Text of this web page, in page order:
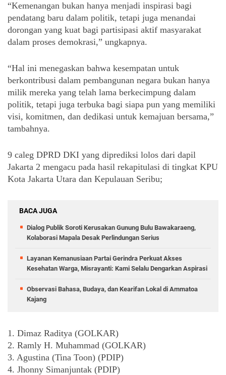
“Kemenangan bukan hanya menjadi inspirasi bagi
pendatang baru dalam politik, tetapi juga menandai
dorongan yang kuat bagi partisipasi aktif masyarakat
dalam proses demokrasi,” ungkapnya.
“Hal ini menegaskan bahwa kesempatan untuk
berkontribusi dalam pembangunan negara bukan hanya
milik mereka yang telah lama berkecimpung dalam
politik, tetapi juga terbuka bagi siapa pun yang memiliki
visi, komitmen, dan dedikasi untuk kemajuan bersama,”
tambahnya.
9 caleg DPRD DKI yang diprediksi lolos dari dapil
Jakarta 2 mengacu pada hasil rekapitulasi di tingkat KPU
Kota Jakarta Utara dan Kepulauan Seribu;
BACA JUGA
Dialog Publik Soroti Kerusakan Gunung Bulu Bawakaraeng,
Kolaborasi Mapala Desak Perlindungan Serius
Layanan Kemanusiaan Partai Gerindra Perkuat Akses
Kesehatan Warga, Misrayanti: Kami Selalu Dengarkan Aspirasi
Observasi Bahasa, Budaya, dan Kearifan Lokal di Ammatoa
Kajang
1. Dimaz Raditya (GOLKAR)
2. Ramly H. Muhammad (GOLKAR)
3. Agustina (Tina Toon) (PDIP)
4. Jhonny Simanjuntak (PDIP)